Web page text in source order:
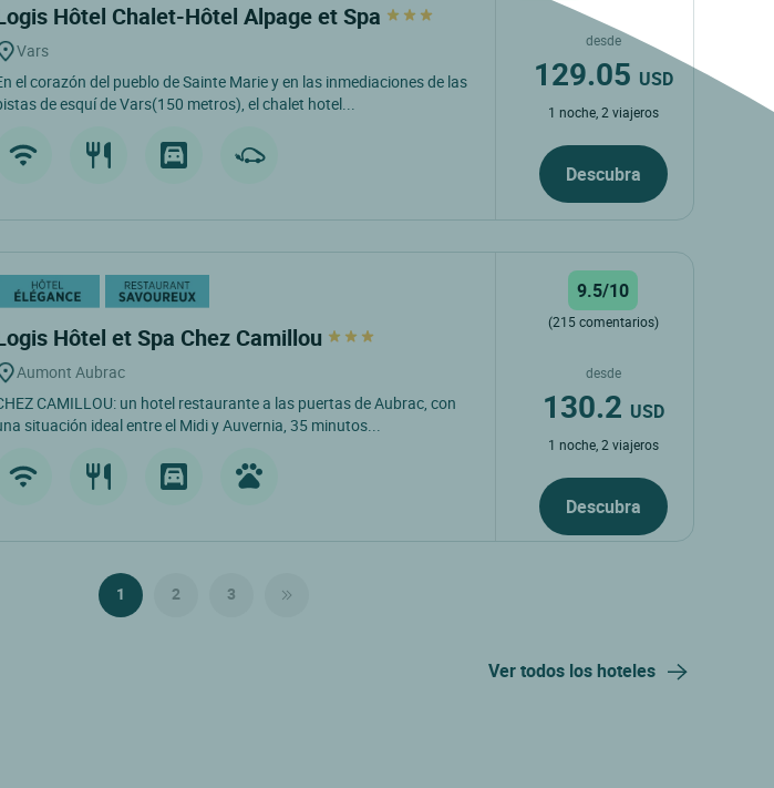
Hôtel Chalet-Hôtel Alpage et Spa
Vars
el corazón del pueblo de Sainte Marie y en las inmediaciones de las
de esquí de Vars(150 metros), el chalet hotel...
desde
129.05 USD
1 noche, 2 viajeros
Descubra
Hôtel et Spa Chez Camillou
Aumont Aubrac
CAMILLOU: un hotel restaurante a las puertas de Aubrac, con
situación ideal entre el Midi y Auvernia, 35 minutos...
9.5/10
(215 comentarios)
desde
130.2 USD
1 noche, 2 viajeros
Descubra
1 2 3
Ver todos los hoteles